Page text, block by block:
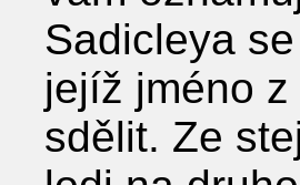
Sadicleya
jejíž jméno
sdělit. Ze